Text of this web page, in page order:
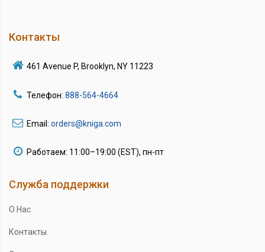
Контакты
461 Avenue P, Brooklyn, NY 11223
Телефон: 888-564-4664
Email: orders@kniga.com
Работаем: 11:00–19:00 (EST), пн-пт
Служба поддержки
О Нас
Контакты